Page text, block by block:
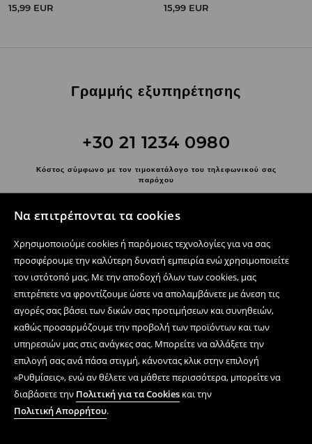
Να επιτρέπονται τα cookies
Χρησιμοποιούμε cookies ή παρόμοιες τεχνολογίες για να σας
προσφέρουμε την καλύτερη δυνατή εμπειρία ενώ χρησιμοποιείτε
τον ιστότοπό μας. Με την αποδοχή όλων των cookies, μας
επιτρέπετε να φροντίζουμε ώστε να απολαμβάνετε με άνεση τις
αγορές σας βάσει των δικών σας προτιμήσεων και συνηθειών,
καθώς προσαρμόζουμε την προβολή των προϊόντων και των
υπηρεσιών μας στις ανάγκες σας. Μπορείτε να αλλάξετε την
επιλογή σας ανά πάσα στιγμή, κάνοντας κλικ στην επιλογή
«Ρυθμίσεις», ενώ αν θέλετε να μάθετε περισσότερα, μπορείτε να
διαβάσετε την Πολιτική για τα Cookies και την
Πολιτική Απορρήτου.
15,99 EUR 15,99 EUR
Γραμμής εξυπηρέτησης
+30 21 1234 0980
Κόστος σύμφωνο με τον τιμοκατάλογο του τηλεφωνικού σας
παρόχου
Ακολουθήστε μας
Κέντρο βοήθειας
Ηλεκτρονικές αγορές
Όροι και συνθήκες
Πολιτική Απορρήτου